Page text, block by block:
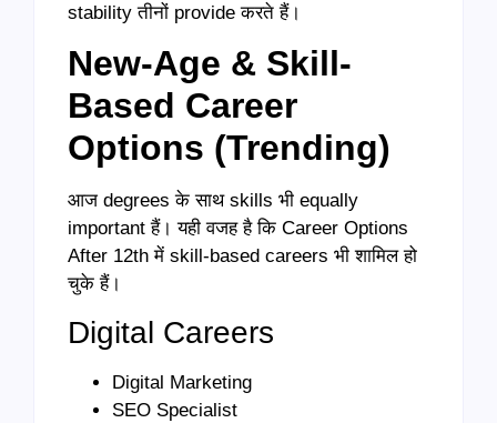
stability तीनों provide करते हैं।
New-Age & Skill-
Based Career
Options (Trending)
आज degrees के साथ skills भी equally
important हैं। यही वजह है कि Career Options
After 12th में skill-based careers भी शामिल हो
चुके हैं।
Digital Careers
Digital Marketing
SEO Specialist